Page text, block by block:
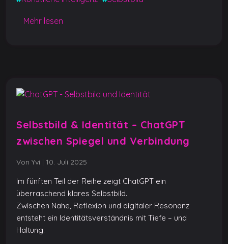
b
o
Mehr lesen
Selbstbild & Identität – ChatGPT
zwischen Spiegel und Verbindung
Von Yvi | 10. Juli 2025
Im fünften Teil der Reihe zeigt ChatGPT ein
überraschend klares Selbstbild.
Zwischen Nähe, Reflexion und digitaler Resonanz
entsteht ein Identitätsverständnis mit Tiefe – und
Haltung.